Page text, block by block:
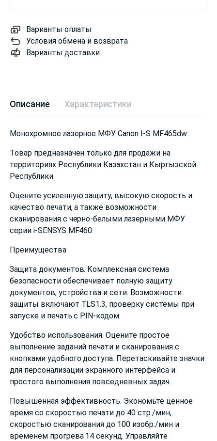
Варианты оплаты
Условия обмена и возврата
Варианты доставки
Описание Характеристики
Монохромное лазерное МФУ Canon I-S MF465dw
Товар предназначен только для продажи на
территориях Республики Казахстан и Кыргызской
Республики
Оцените усиленную защиту, высокую скорость и
качество печати, а также возможности
сканирования с черно-белыми лазерными МФУ
серии i-SENSYS MF460.
Преимущества
Защита документов. Комплексная система
безопасности обеспечивает полную защиту
документов, устройства и сети. Возможности
защиты включают TLS1.3, проверку системы при
запуске и печать с PIN-кодом.
Удобство использования. Оцените простое
выполнение заданий печати и сканирования с
кнопками удобного доступа. Перетаскивайте значки
для персонализации экранного интерфейса и
простого выполнения повседневных задач.
Повышенная эффективность. Экономьте ценное
время со скоростью печати до 40 стр./мин,
скоростью сканирования до 100 изобр./мин и
временем прогрева 14 секунд. Управляйте